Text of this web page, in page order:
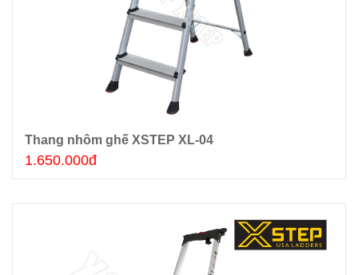
Thêm giỏ hàng
Thang nhôm ghế XSTEP XL-04
1.650.000đ